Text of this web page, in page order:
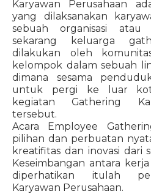
Karyawan Perusahaan
yang dilaksanakan
sebuah organisasi atau
sekarang keluarga
dilakukan oleh
kelompok dalam sebuah
dimana sesama
untuk pergi ke luar
kegiatan Gathering
tersebut.
Acara Employee
pilihan dan perbuatan
kreatifitas dan inovasi dari
Keseimbangan antara
diperhatikan itulah
Karyawan Perusahaan.